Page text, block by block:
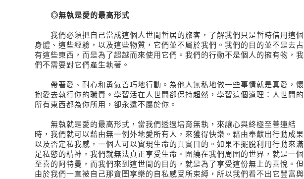
◎無執是愛的最高形式
我們必須把自己當成這個人世間暫居的旅客，了解我們只是暫時借用這個
身體、這些經驗，以及這些物質，它們並不屬於我們。我們的目的並不是去占
有這些東西，而是為了超越而來使用它們。我們的行動不是個人的擁有物，我
們不需要對它們產生執著。
帶著愛、耐心和勇氣善巧地行動。為他人無私地做一些事情就是真愛，懷
抱愛去執行你的職責。學習活在人世間卻保持超然，學習這個道理：人世間的
所有東西都為你所用，卻永遠不屬於你。
無執就是愛的最高形式，當我們透過培育無執，來讓心與終極至善連結
時，我們就可以藉由無一例外地愛所有人，來獲得快樂。藉由奉獻出行動成果
以及否定私我感，一個人可以實現生命的真實目的。如果不擺脫利用行動來滿
足私慾的精神，我們就無法真正享受生命。圍繞在我們周圍的世界，就是一個
至喜的阿特曼，而我們來到這世間的目的，就是為了享受這份無上的喜悅。但
由於我們一直被自己那貪圖享樂的自私感受所束縛，所以我們看不出它豐富與